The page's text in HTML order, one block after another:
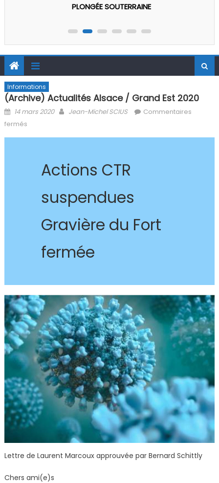
Informations
(Archive) Actualités Alsace / Grand Est 2020
Posted on
14 mars 2020 Author
Jean-Michel SCIUS
Commentaires
fermés
Actions CTR
suspendues
Gravière du Fort
fermée
Lettre de Laurent Marcoux approuvée par Bernard Schittly
Chers ami(e)s